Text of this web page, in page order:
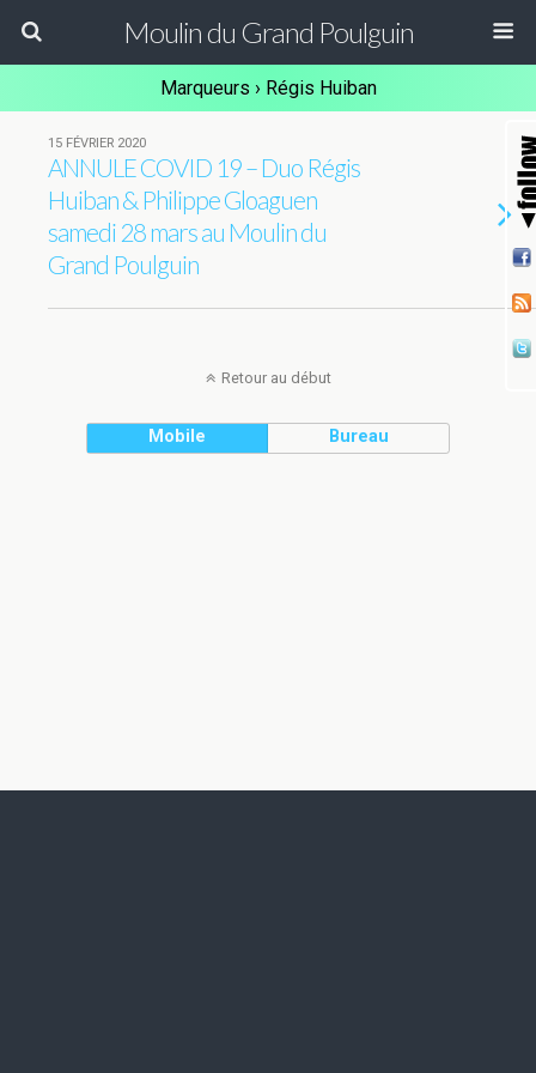
Moulin du Grand Poulguin
Marqueurs › Régis Huiban
15 FÉVRIER 2020
ANNULE COVID 19 – Duo Régis
Huiban & Philippe Gloaguen
samedi 28 mars au Moulin du
Grand Poulguin
Retour au début
Mobile Bureau